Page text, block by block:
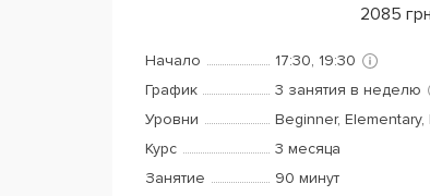
2085
Начало
17:30, 19:30
График
3 занятия в неделю
Уровни
Beginner,
Курс
3 месяца
Занятие
90 минут